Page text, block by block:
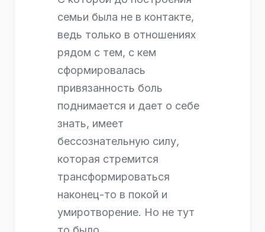
семьи была не в контакте,
ведь только в отношениях
рядом с тем, с кем
сформировалась
привязанность боль
поднимается и дает о себе
знать, имеет
бессознательную силу,
которая стремится
трансформироваться
наконец-то в покой и
умиротворение. Но не тут